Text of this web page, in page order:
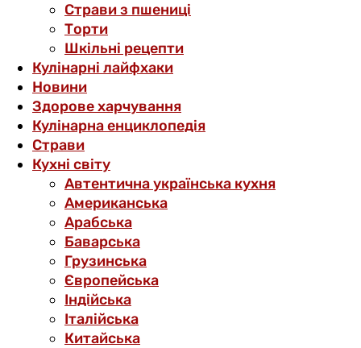
Страви з пшениці
Торти
Шкільні рецепти
Кулінарні лайфхаки
Новини
Здорове харчування
Кулінарна енциклопедія
Страви
Кухні світу
Автентична українська кухня
Американська
Арабська
Баварська
Грузинська
Європейська
Індійська
Італійська
Китайська